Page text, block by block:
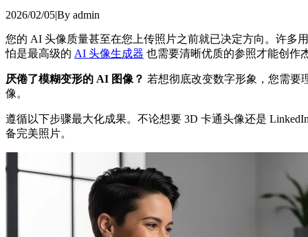
2026/02/05|By admin
您的 AI 头像质量甚至在您上传照片之前就已决定方向。许多
怕是最高级的 AI 头像生成器 也需要清晰优质的参照才能创作
厌倦了模糊变形的 AI 图像？ 若想彻底改变数字形象，您需要
像。
遵循以下步骤最大化成果。不论想要 3D 卡通头像还是
备完美照片。